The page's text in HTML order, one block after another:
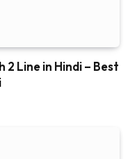
2 Line in Hindi – Best